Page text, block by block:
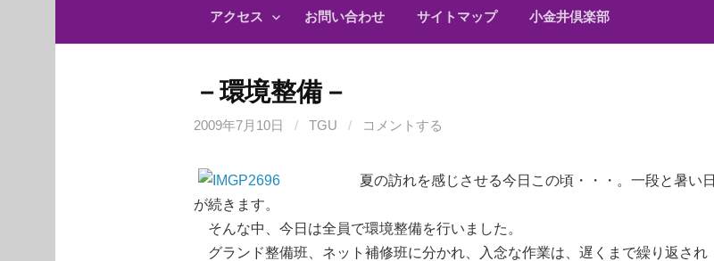
アクセス お問い合わせ サイトマップ 小金井倶楽部
－環境整備－
2009年7月10日 / TGU / コメントする
夏の訪れを感じさせる今日この頃・・・。一段と暑い日
が続きます。
そんな中、今日は全員で環境整備を行いました。
グランド整備班、ネット補修班に分かれ、入念な作業は、遅くまで繰り返され